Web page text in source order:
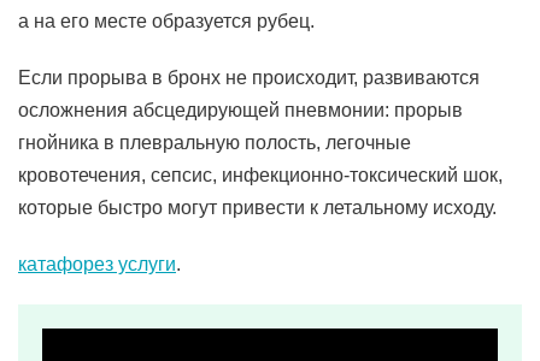
а на его месте образуется рубец.
Если прорыва в бронх не происходит, развиваются
осложнения абсцедирующей пневмонии: прорыв
гнойника в плевральную полость, легочные
кровотечения, сепсис, инфекционно-токсический шок,
которые быстро могут привести к летальному исходу.
катафорез услуги.